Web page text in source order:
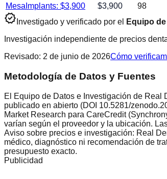
Mesa Implants: $3,900 $3,900 98
verified Investigado y verificado por el
Equipo
Investigación independiente de precios
Revisado: 2 de junio de 2026Cómo
Metodología de Datos y Fuentes
El Equipo de Datos e Investigación de Real
publicado en abierto (DOI 10.5281/
Market Research para CareCredit
varían según el proveedor y la ubicación.
Aviso sobre precios e investigación: Real
médico, diagnóstico ni recomendación de
presupuesto exacto.
Publicidad